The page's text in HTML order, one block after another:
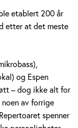
etablert 200 år
etter at det meste
og Espen
– dog ikke alt for
av forrige
spenner